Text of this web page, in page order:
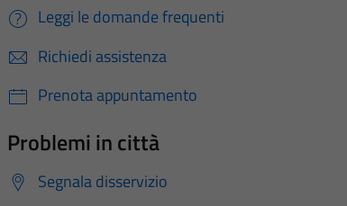
Leggi le domande frequenti
Richiedi assistenza
Prenota appuntamento
Problemi in città
Segnala disservizio